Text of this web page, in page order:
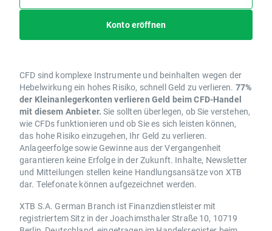
Konto eröffnen
CFD sind komplexe Instrumente und beinhalten wegen der
Hebelwirkung ein hohes Risiko, schnell Geld zu verlieren. 77%
der Kleinanlegerkonten verlieren Geld beim CFD-Handel
mit diesem Anbieter. Sie sollten überlegen, ob Sie verstehen,
wie CFDs funktionieren und ob Sie es sich leisten können,
das hohe Risiko einzugehen, Ihr Geld zu verlieren.
Anlageerfolge sowie Gewinne aus der Vergangenheit
garantieren keine Erfolge in der Zukunft. Inhalte, Newsletter
und Mitteilungen stellen keine Handlungsansätze von XTB
dar. Telefonate können aufgezeichnet werden.
XTB S.A. German Branch ist Finanzdienstleister mit
registriertem Sitz in der Joachimsthaler Straße 10, 10719